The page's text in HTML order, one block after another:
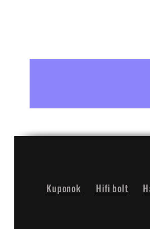
Hifi bolt
Kuponok